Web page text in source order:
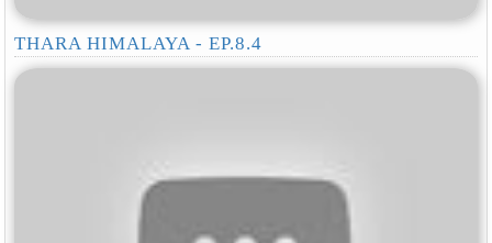
THARA HIMALAYA - EP.8.4